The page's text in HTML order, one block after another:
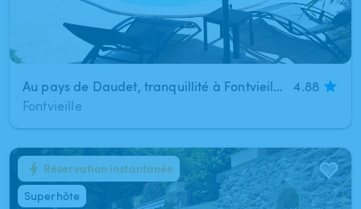
Au pays de Daudet, tranquillité à Fontvieille.
4.88
Fontvieille
1/7 Réservation instantanée
Superhôte